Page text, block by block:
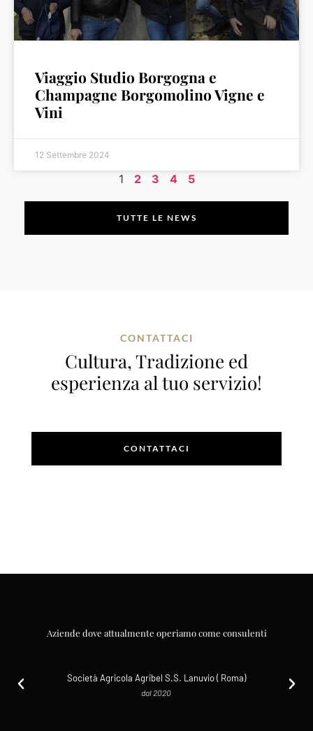
Viaggio Studio Borgogna e
Champagne Borgomolino Vigne e
Vini
12 Settembre 2024
1 2 3 4 5
TUTTE LE NEWS
CONTATTACI
Cultura, Tradizione ed
esperienza al tuo servizio!
CONTATTACI
Aziende dove attualmente operiamo come consulenti
Società Agricola Agribel S.S. Lanuvio ( Roma)
dal 2020